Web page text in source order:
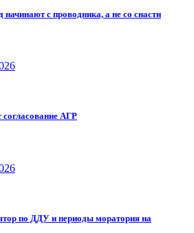
с проводника, а не со снасти
согласование АГР
по ДДУ и периоды моратория на